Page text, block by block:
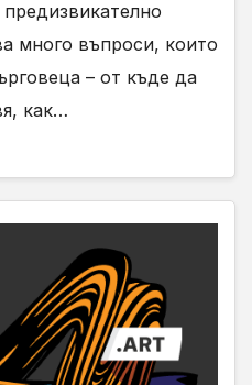
много въпроси, които
– от къде да
как…